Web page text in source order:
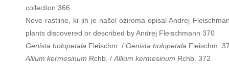
collection 366
Nove rastline, ki jih je našel oziroma opisal Andrej
plants discovered or described by Andrej Fleischmann 370
Genista holopetala Fleischm. / Genista holopetala Fleischm.
Allium kermesinum Rchb. / Allium kermesinum Rchb. 372